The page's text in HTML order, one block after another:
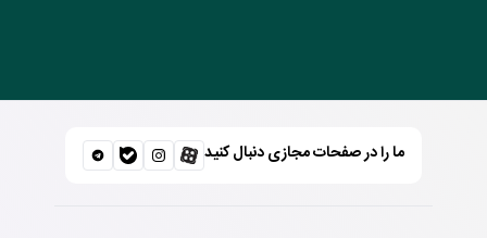
ما را در صفحات مجازی دنبال کنید